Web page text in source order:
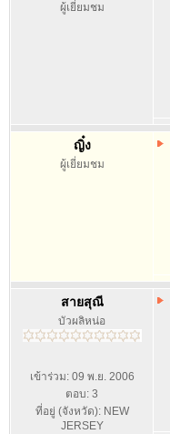
ผู้เยี่ยมชม
ญิ๋ง
ผู้เยี่ยมชม
สายสุณี
บัวผลิหน่อ
เข้าร่วม: 09 พ.ย. 2006
ตอบ: 3
ที่อยู่ (จังหวัด): NEW
JERSEY